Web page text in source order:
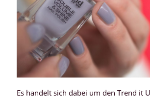
Es handelt sich dabei um den Trend it